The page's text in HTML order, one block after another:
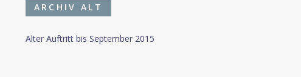
ARCHIV ALT
Alter Auftritt bis September 2015